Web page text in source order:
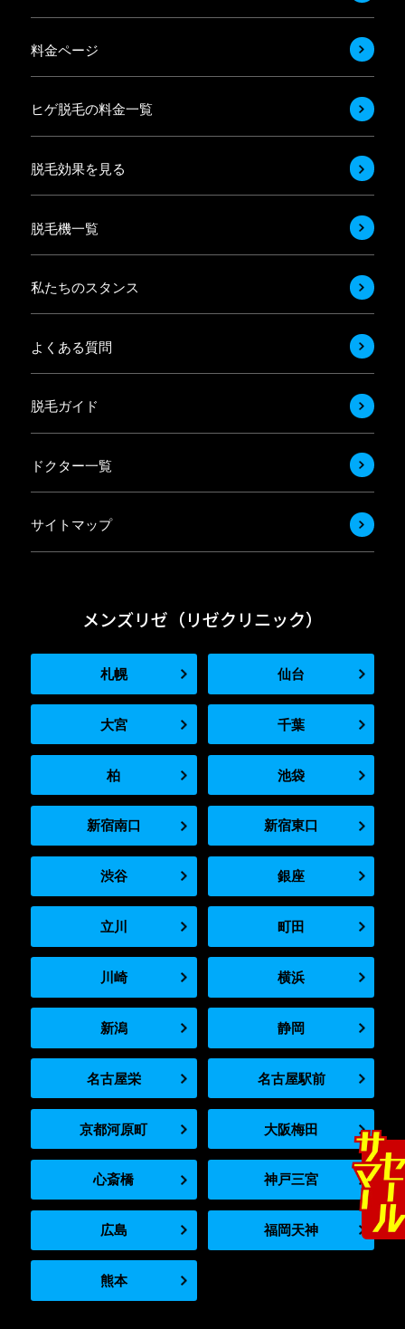
料金ページ
ヒゲ脱毛の料金一覧
脱毛効果を見る
脱毛機一覧
私たちのスタンス
よくある質問
脱毛ガイド
ドクター一覧
サイトマップ
メンズリゼ（リゼクリニック）
札幌 仙台
大宮 千葉
柏 池袋
新宿南口 新宿東口
渋谷 銀座
立川 町田
川崎 横浜
新潟 静岡
名古屋栄 名古屋駅前
京都河原町 大阪梅田
心斎橋 神戸三宮
広島 福岡天神
熊本